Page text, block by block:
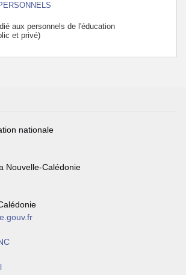
aux personnels de l'éducation
et privé)
nationale
Nouvelle-Calédonie